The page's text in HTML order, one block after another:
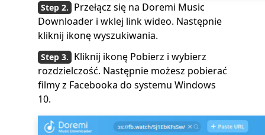
Przełącz się na Doremi Music
Downloader i wklej link wideo. Następnie
kliknij ikonę wyszukiwania.
Kliknij ikonę Pobierz i wybierz
rozdzielczość. Następnie możesz pobierać
filmy z Facebooka do systemu Windows
10.